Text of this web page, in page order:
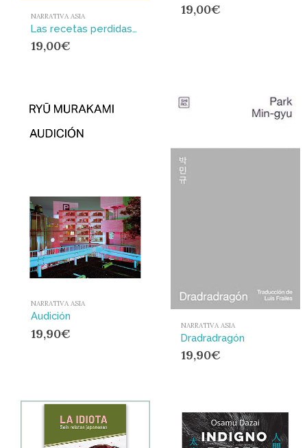
NARRATIVA ASIA
Las recetas perdidas de la taberna Kamogawa (Taberna Kamogawa 3)
19,00€
19,00€
NARRATIVA ASIA
Audición
19,90€
NARRATIVA ASIA
Dradradragón
19,90€